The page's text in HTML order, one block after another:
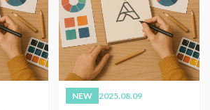
NEW 2025.08.09